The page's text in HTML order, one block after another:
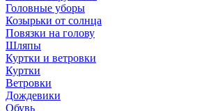
Головные уборы
Козырьки от солнца
Повязки на голову
Шляпы
Куртки и ветровки
Куртки
Ветровки
Дождевики
Обувь